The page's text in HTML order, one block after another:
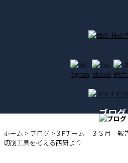
ブログ
ホーム > ブログ >３Fチーム ３Ｓ月
切削工具を考える西研より